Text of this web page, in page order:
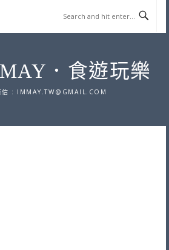
．食遊玩樂
信 : IMMAY.TW@GMAIL.COM